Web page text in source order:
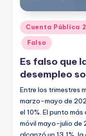
Publicado
en
Cuenta Pública
Falso
Es falso que
desempleo
Entre los trimestres
marzo-mayo de
el 10%. El punto
móvil mayo-julio de